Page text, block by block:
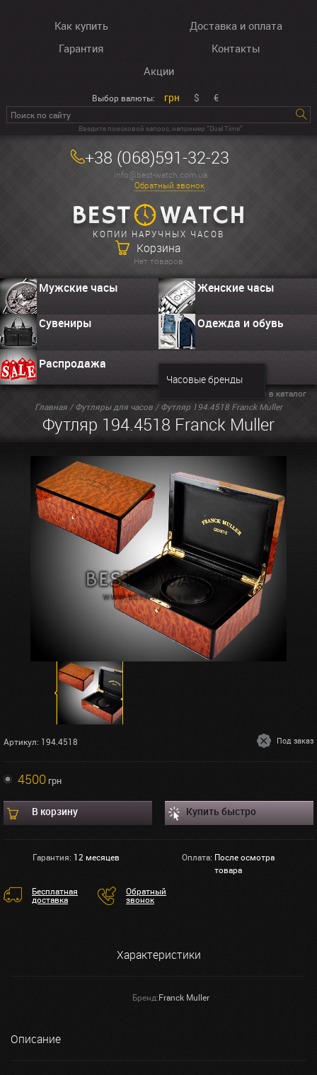
Как купить
Доставка и оплата
Гарантия
Контакты
Акции
Выбор валюты: грн $ €
Введите поисковой запрос, например “Dual Time”
+38 (068)591-32-23
info@best-watch.com.ua
Обратный звонок
КОПИИ НАРУЧНЫХ ЧАСОВ
Корзина
Нет товаров
Мужские часы Женские часы
Сувениры Одежда и обувь
Распродажа
Часовые бренды
Главная /Футляры для часов / Футляр 194.4518 Franck Muller
Футляр 194.4518 Franck Muller
Вернуться в каталог
Артикул: 194.4518 Под заказ
4500грн
В корзину Купить быстро
Гарантия: 12 месяцев Оплата: После осмотра
товара
Бесплатная
доставка
Обратный
звонок
Характеристики
Бренд:Franck Muller
Описание